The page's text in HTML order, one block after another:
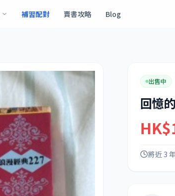
補習配對 賣書攻略 Blog
出售中
回憶
將近 3